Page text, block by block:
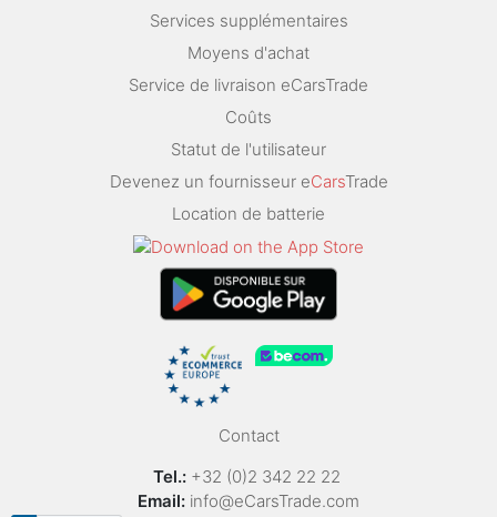
Services supplémentaires
Moyens d'achat
Service de livraison eCarsTrade
Coûts
Statut de l'utilisateur
Devenez un fournisseur eCarsTrade
Location de batterie
Contact
Tel.: +32 (0)2 342 22 22
Email: info@eCarsTrade.com